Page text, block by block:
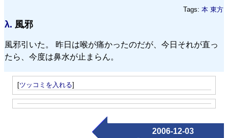
Tags: 本 東方
λ. 風邪
風邪引いた。 昨日は喉が痛かったのだが、今日それが直っ
たら、今度は鼻水が止まらん。
[ツッコミを入れる]
2006-12-03